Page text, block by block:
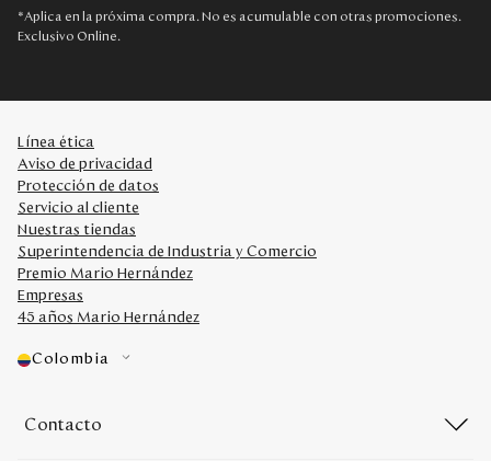
Servicio al cliente
Nuestras Tiendas
Colombia
Panamá
*Aplica en la próxima compra. No es acumulable con otras promociones.
Exclusivo Online.
Línea ética
Aviso de privacidad
Protección de datos
Servicio al cliente
Nuestras tiendas
Superintendencia de Industria y Comercio
Premio Mario Hernández
Empresas
45 años Mario Hernández
Colombia
Contacto